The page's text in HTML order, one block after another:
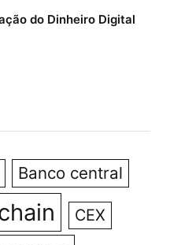
do Dinheiro Digital
Banco central
CEX